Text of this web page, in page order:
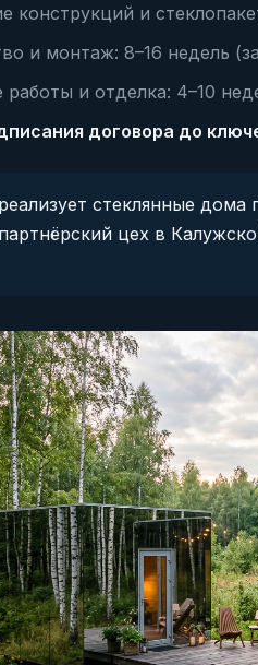
конструкций и
и монтаж: 8–16 недель
и отделка: 4–10
договора до
стеклянные
цех в